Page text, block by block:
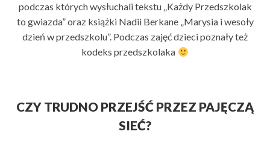
podczas których wysłuchali tekstu „Każdy Przedszkolak
to gwiazda” oraz książki Nadii Berkane „Marysia i wesoły
dzień w przedszkolu”. Podczas zajęć dzieci poznały też
kodeks przedszkolaka
CZY TRUDNO PRZEJŚĆ PRZEZ PAJĘCZĄ
SIEĆ?